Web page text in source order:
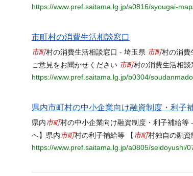
https://www.pref.saitama.lg.jp/a0816/syougai-
市町村の消費生活相談窓口
市町村の消費生活相談窓口 - 埼玉県 市町村の消費
ご意見をお聞かせください 市町村の消費生活相
https://www.pref.saitama.lg.jp/b0304/
県内市町村の中小企業向け融資制度・利子
県内 市町村の中小企業向け融資制度・利子補給等
へ】県内 市町村の利子補給等 【 市町村独自の融資
https://www.pref.saitama.lg.jp/a0805/seidoyushi/